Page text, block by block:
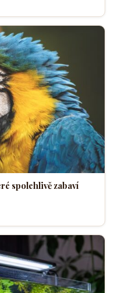
spolehlivě zabaví